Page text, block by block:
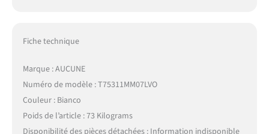
Fiche technique
Marque : AUCUNE
Numéro de modèle : T75311MM07LVO
Couleur : Bianco
Poids de l’article : 73 Kilograms
Disponibilité des pièces détachées : Information indisponible